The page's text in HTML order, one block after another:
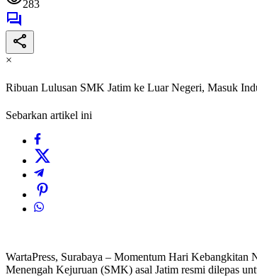
283
×
Ribuan Lulusan SMK Jatim ke Luar Negeri, Masuk
Sebarkan artikel ini
WartaPress, ​Surabaya – Momentum Hari Kebangkitan
Menengah Kejuruan (SMK) asal Jatim resmi dilepas